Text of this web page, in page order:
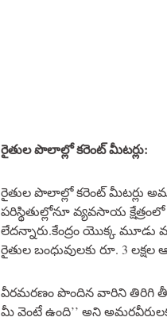
రైతుల పొలాల్లో కరెంట్ మీటర్లు:
రైతుల పొలాల్లో కరెంట్ మీటర్లు
పరిస్థితుల్లోనూ వ్యవసాయ
లేదన్నారు.కేంద్రం యొక్క
రైతుల బంధువులకు రూ. 3
వీరమరణం పొందిన వారిని తిరిగి
మీ వెంటే ఉంది’’ అని